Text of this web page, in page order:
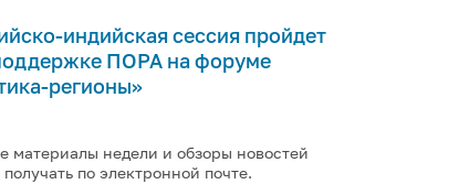
индийская сессия пройдет
ПОРА на форуме
регионы»
материалы недели и обзоры новостей
по электронной почте.